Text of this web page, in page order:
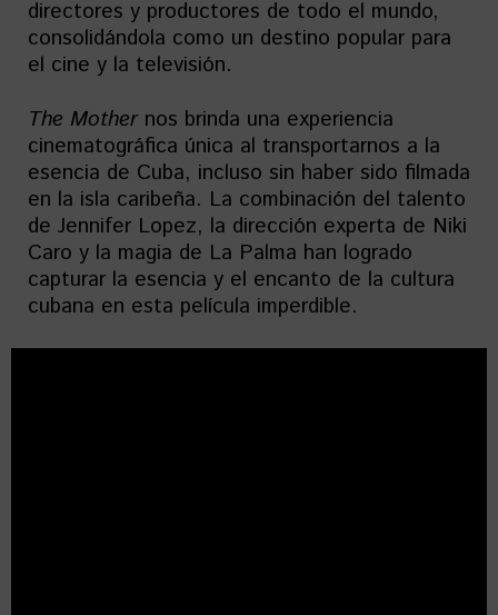
directores y productores de todo el mundo,
consolidándola como un destino popular para
el cine y la televisión.
The Mothernos brinda una experiencia
cinematográfica única al transportarnos a la
esencia de Cuba, incluso sin haber sido filmada
en la isla caribeña. La combinación del talento
de Jennifer Lopez, la dirección experta de Niki
Caro y la magia de La Palma han logrado
capturar la esencia y el encanto de la cultura
cubana en esta película imperdible.